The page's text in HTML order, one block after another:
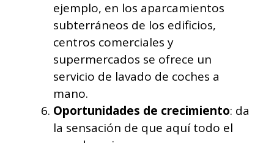
ejemplo, en los aparcamientos
subterráneos de los edificios,
centros comerciales y
supermercados se ofrece un
servicio de lavado de coches a
mano.
Oportunidades de crecimiento: da
la sensación de que aquí todo el